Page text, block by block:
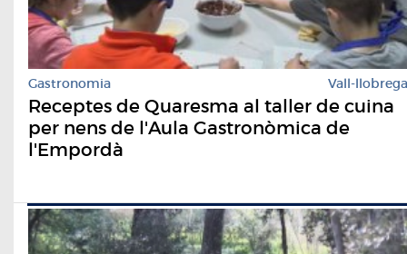
Gastronomia Vall-llobrega
Receptes de Quaresma al taller de cuina
per nens de l'Aula Gastronòmica de
l'Empordà